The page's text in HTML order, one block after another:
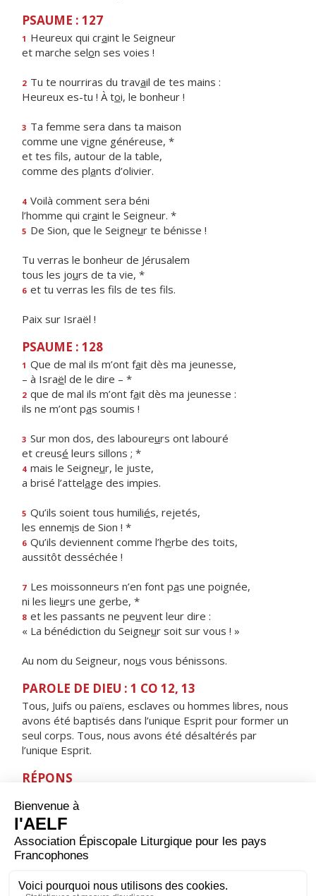
PSAUME : 127
1 Heureux qui craint le Seigneur
et marche selon ses voies !
2 Tu te nourriras du travail de tes mains :
Heureux es-tu ! À toi, le bonheur !
3 Ta femme sera dans ta maison
comme une vigne généreuse, *
et tes fils, autour de la table,
comme des plants d’olivier.
4 Voilà comment sera béni
l’homme qui craint le Seigneur. *
5 De Sion, que le Seigneur te bénisse !
Tu verras le bonheur de Jérusalem
tous les jours de ta vie, *
6 et tu verras les fls de tes fils.
Paix sur Israël !
PSAUME : 128
1 Que de mal ils m’ont fait dès ma jeunesse,
– à Israël de le dire – *
2 que de mal ils m’ont fait dès ma jeunesse :
ils ne m’ont pas soumis !
3 Sur mon dos, des laboureurs ont labouré
et creusé leurs sillons ; *
4 mais le Seigneur, le juste,
a brisé l’attelage des impies.
5 Qu’ils soient tous humiliés, rejetés,
les ennemis de Sion ! *
6 Qu’ils deviennent comme l’herbe des toits,
aussitôt desséchée !
7 Les moissonneurs n’en font pas une poignée,
ni les lieurs une gerbe, *
8 et les passants ne peuvent leur dire :
« La bénédiction du Seigneur soit sur vous ! »
Au nom du Seigneur, nous vous bénissons.
PAROLE DE DIEU : 1 CO 12, 13
Tous, Juifs ou païens, esclaves ou hommes libres, nous
avons été baptisés dans l’unique Esprit pour former un
seul corps. Tous, nous avons été désaltérés par
l’unique Esprit.
RÉPONS
il est apparu à Simon, alléluia.
ORAISON
Dieu qui relèves la nature humaine bien au-dessus de
ton amour : maintiens dans ta bénédiction ceux que tu